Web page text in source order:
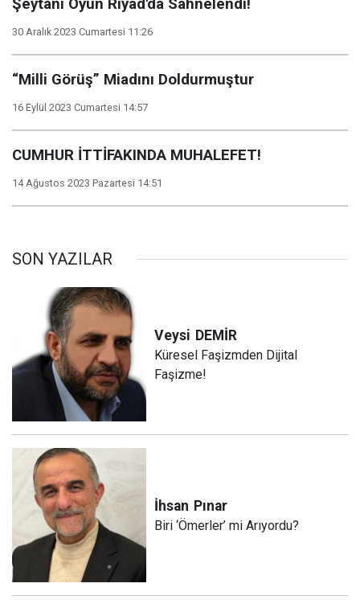
Şeytani Oyun Riyad'da Sahnelendi!
30 Aralık 2023 Cumartesi 11:26
“Milli Görüş” Miadını Doldurmuştur
16 Eylül 2023 Cumartesi 14:57
CUMHUR İTTİFAKINDA MUHALEFET!
14 Ağustos 2023 Pazartesi 14:51
SON YAZILAR
Veysi DEMİR
Küresel Faşizmden Dijital
Faşizme!
İhsan Pınar
Biri ‘Ömerler’ mi Arıyordu?